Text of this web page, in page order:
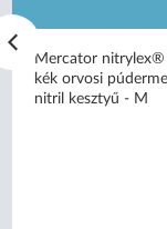
Mercator nitrylex®
kék orvosi
nitril kesztyű - M